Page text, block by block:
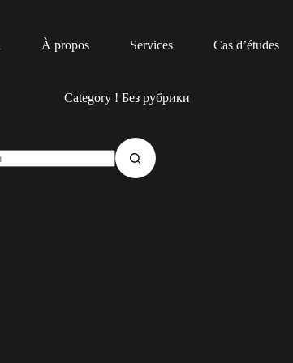
À propos Services Cas d’études
Category ! Без рубрики